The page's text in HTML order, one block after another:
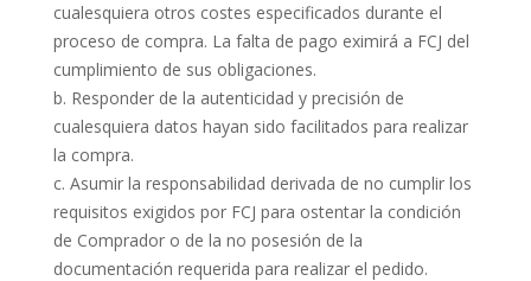
cualesquiera otros costes especificados durante el
proceso de compra. La falta de pago eximirá a FCJ del
cumplimiento de sus obligaciones.
Responder de la autenticidad y precisión de
cualesquiera datos hayan sido facilitados para realizar
la compra.
Asumir la responsabilidad derivada de no cumplir los
requisitos exigidos por FCJ para ostentar la condición
de Comprador o de la no posesión de la
documentación requerida para realizar el pedido.